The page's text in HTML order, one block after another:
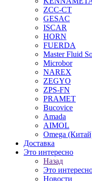
ZCC-CT
GESAC
ISCAR
HORN
FUERDA
Master Fluid
Microbor
NAREX
ZEGYO
ZPS-FN
PRAMET
Bucovice
Amada
AIMOL
Omega
Доставка
Это интересно
Назад
Это
Новости